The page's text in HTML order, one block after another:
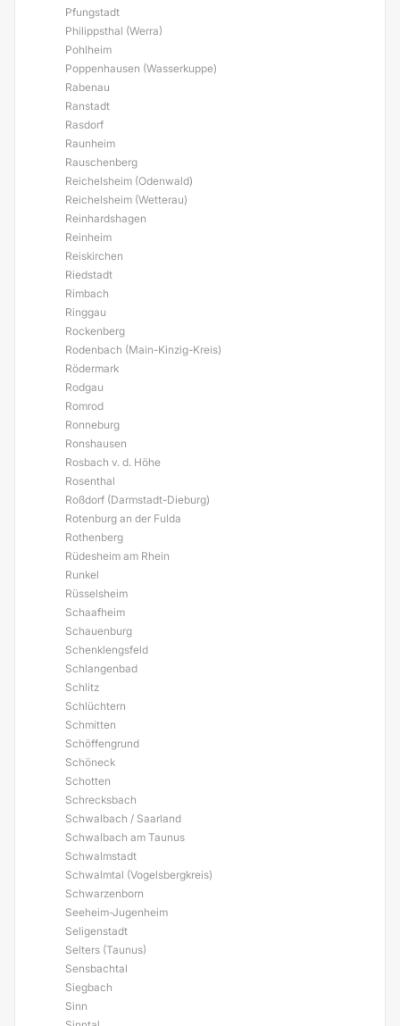
Pfungstadt
Philippsthal (Werra)
Pohlheim
Poppenhausen (Wasserkuppe)
Rabenau
Ranstadt
Rasdorf
Raunheim
Rauschenberg
Reichelsheim (Odenwald)
Reichelsheim (Wetterau)
Reinhardshagen
Reinheim
Reiskirchen
Riedstadt
Rimbach
Ringgau
Rockenberg
Rodenbach (Main-Kinzig-Kreis)
Rödermark
Rodgau
Romrod
Ronneburg
Ronshausen
Rosbach v. d. Höhe
Rosenthal
Roßdorf (Darmstadt-Dieburg)
Rotenburg an der Fulda
Rothenberg
Rüdesheim am Rhein
Runkel
Rüsselsheim
Schaafheim
Schauenburg
Schenklengsfeld
Schlangenbad
Schlitz
Schlüchtern
Schmitten
Schöffengrund
Schöneck
Schotten
Schrecksbach
Schwalbach / Saarland
Schwalbach am Taunus
Schwalmstadt
Schwalmtal (Vogelsbergkreis)
Schwarzenborn
Seeheim-Jugenheim
Seligenstadt
Selters (Taunus)
Sensbachtal
Siegbach
Sinn